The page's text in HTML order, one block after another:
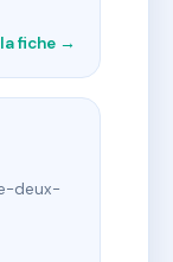
fiche →
deux-